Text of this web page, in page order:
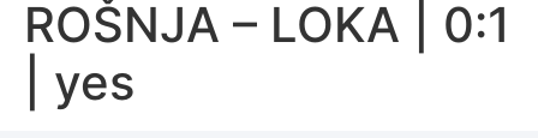
ROŠNJA – LOKA | 0:1
| yes